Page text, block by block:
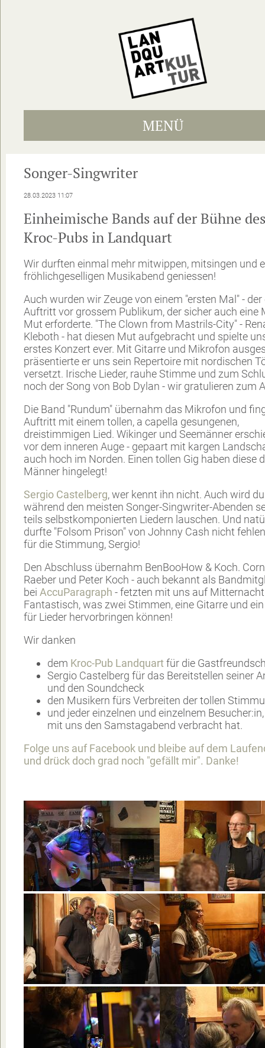
MENÜ
Songer-Singwriter
28.03.2023 11:07
Einheimische Bands auf der Bühne des
Kroc-Pubs in Landquart
Wir durften einmal mehr mitwippen, mitsingen und
fröhlichgeselligen Musikabend geniessen!
Auch wurden wir Zeuge von einem "ersten Mal" - der
Auftritt vor grossem Publikum, der sicher auch eine
Mut erforderte. "The Clown from Mastrils-City" -
Kleboth - hat diesen Mut aufgebracht und spielte
erstes Konzert ever. Mit Gitarre und Mikrofon
präsentierte er uns sein Repertoire mit nordischen
versetzt. Irische Lieder, rauhe Stimme und zum
noch der Song von Bob Dylan - wir gratulieren zum
Die Band "Rundum" übernahm das Mikrofon und
Auftritt mit einem tollen, a capella gesungenen,
dreistimmigen Lied. Wikinger und Seemänner
vor dem inneren Auge - gepaart mit kargen
auch hoch im Norden. Einen tollen Gig haben diese
Männer hingelegt!
Sergio Castelberg, wer kennt ihn nicht. Auch wird
während den meisten Songer-Singwriter-Abenden
teils selbstkomponierten Liedern lauschen. Und
durfte "Folsom Prison" von Johnny Cash nicht
für die Stimmung, Sergio!
Den Abschluss übernahm BenBooHow & Koch.
Raeber und Peter Koch - auch bekannt als
bei AccuParagraph - fetzten mit uns auf
Fantastisch, was zwei Stimmen, eine Gitarre und
für Lieder hervorbringen können!
Wir danken
dem Kroc-Pub Landquartfür die
Sergio Castelberg für das Bereitstellen seiner
und den Soundcheck
den Musikern fürs Verbreiten der tollen
und jeder einzelnen und einzelnem
mit uns den Samstagabend verbracht hat.
Folge uns auf Facebook und bleibe auf dem
und drück doch grad noch "gefällt mir". Danke!